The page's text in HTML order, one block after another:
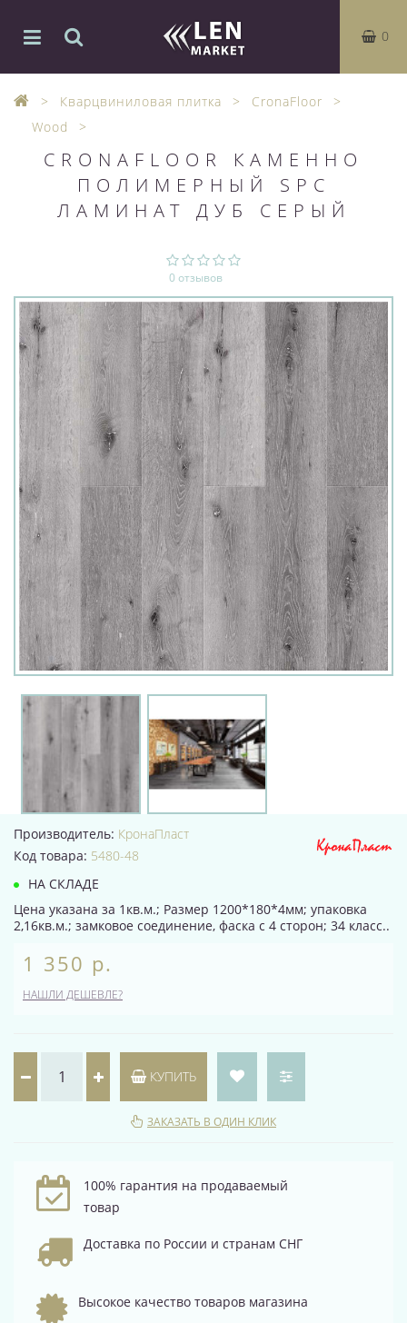
0
Кварцвиниловая плитка
CronaFloor
Wood
CRONAFLOOR КАМЕННО
ПОЛИМЕРНЫЙ SPC
ЛАМИНАТ ДУБ СЕРЫЙ
0 отзывов
Производитель: КронаПласт
Код товара: 5480-48
НА СКЛАДЕ
Цена указана за 1кв.м.; Размер 1200*180*4мм; упаковка
2,16кв.м.; замковое соединение, фаска с 4 сторон; 34 класс..
1 350 р.
НАШЛИ ДЕШЕВЛЕ?
КУПИТЬ
ЗАКАЗАТЬ В ОДИН КЛИК
100% гарантия на продаваемый
товар
Доставка по России и странам СНГ
Высокое качество товаров магазина